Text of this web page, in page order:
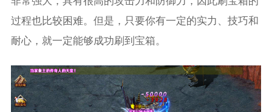
过程也比较困难。但是，只要你有一定的实力、技巧和
耐心，就一定能够成功刷到宝箱。